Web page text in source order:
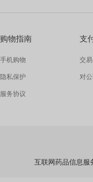
购物指南
手机购物
隐私保护
服务协议
支
交
对
互联网药品信息服